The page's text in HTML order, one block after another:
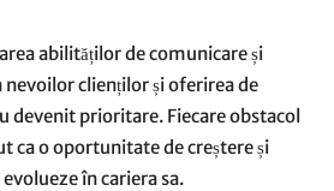
abilităților de comunicare și
nevoilor clienților și oferirea de
devenit prioritare. Fiecare obstacol
ca o oportunitate de creștere și
în cariera sa.